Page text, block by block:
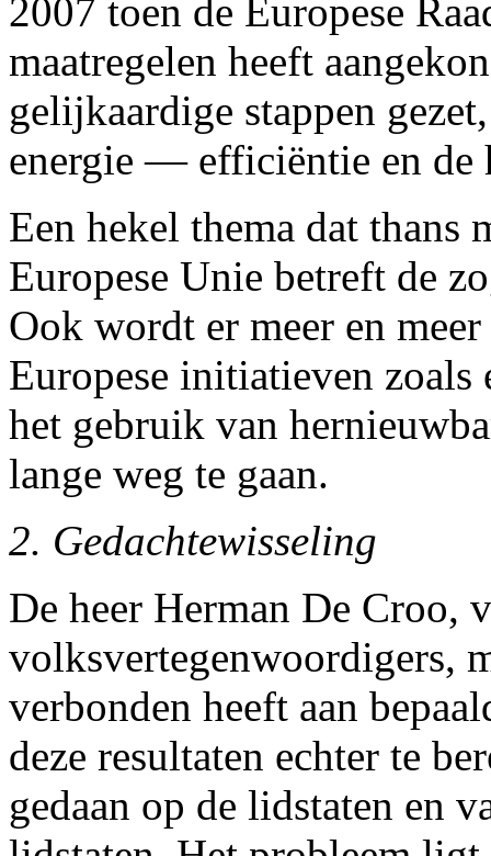
2007 toen de Europese
maatregelen heeft
gelijkaardige stappen
energie — efficiëntie en de
Een hekel thema dat thans
Europese Unie betreft de
Ook wordt er meer en
Europese initiatieven
het gebruik van
lange weg te gaan.
2. Gedachtewisseling
De heer Herman De Croo,
volksvertegenwoordigers,
verbonden heeft aan
deze resultaten echter te
gedaan op de lidstaten en